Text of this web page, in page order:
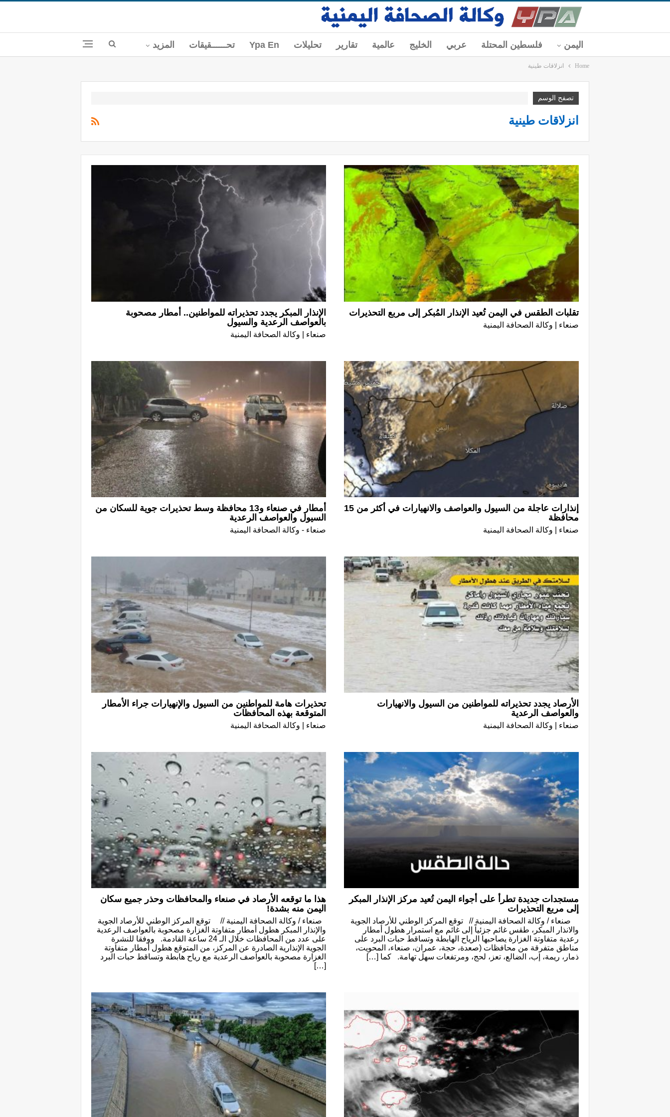
اليمن فلسطين المحتلة عربي الخليج عالمية تقارير تحليلات Ypa En تحــــــقيقات المزيد
Home انزلاقات طينية
تصفح الوسم
انزلاقات طينية
تقلبات الطقس في اليمن تُعيد الإنذار المُبكر إلى مربع التحذيرات
صنعاء | وكالة الصحافة اليمنية
الإنذار المبكر يجدد تحذيراته للمواطنين.. أمطار مصحوبة
بالعواصف الرعدية والسيول
صنعاء | وكالة الصحافة اليمنية
إنذارات عاجلة من السيول والعواصف والانهيارات في أكثر من 15
محافظة
صنعاء | وكالة الصحافة اليمنية
أمطار في صنعاء و13 محافظة وسط تحذيرات جوية للسكان من
السيول والعواصف الرعدية
صنعاء - وكالة الصحافة اليمنية
الأرصاد يجدد تحذيراته للمواطنين من السيول والانهيارات
والعواصف الرعدية
صنعاء | وكالة الصحافة اليمنية
تحذيرات هامة للمواطنين من السيول والإنهيارات جراء الأمطار
المتوقعة بهذه المحافظات
صنعاء | وكالة الصحافة اليمنية
مستجدات جديدة تطرأ على أجواء اليمن تُعيد مركز الإنذار المبكر
إلى مربع التحذيرات
صنعاء / وكالة الصحافة اليمنية // توقع المركز الوطني للأرصاد الجوية
والانذار المبكر، طقس غائم جزئياً إلى غائم مع استمرار هطول أمطار
رعدية متفاوتة الغزارة يصاحبها الرياح الهابطة وتساقط حبات البرد على
مناطق متفرقة من محافظات (صعدة، حجة، عمران، صنعاء، المحويت،
ذمار، ريمة، إب، الضالع، تعز، لحج، ومرتفعات سهل تهامة. كما […]
هذا ما توقعه الأرصاد في صنعاء والمحافظات وحذر جميع سكان
اليمن منه بشدة!
صنعاء / وكالة الصحافة اليمنية // توقع المركز الوطني للأرصاد الجوية
والإنذار المبكر هطول أمطار متفاوتة الغزارة مصحوبة بالعواصف الرعدية
على عدد من المحافظات خلال الـ 24 ساعة القادمة. ووفقا للنشرة
الجوية الإنذارية الصادرة عن المركز، من المتوقع هطول أمطار متفاوتة
الغزارة مصحوبة بالعواصف الرعدية مع رياح هابطة وتساقط حبات البرد
[…]